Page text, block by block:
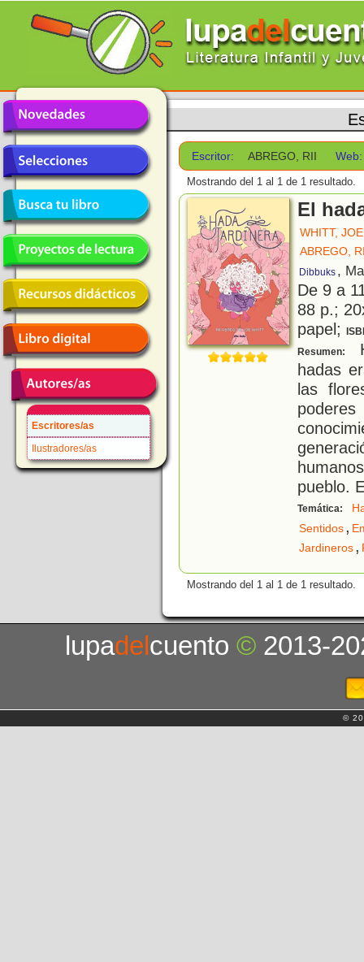
Escritores/as
Ilustradores/as
Escritor: ABREGO, RII Web:
Mostrando del 1 al 1 de 1 resultado.
El
WHITT, JOE
ABREGO,
Dibbuks ,
De 9 a
88 p.;
papel;
Resumen:
hadas
las
pueblo.
Temática:
Sentidos,
Jardineros,
Mostrando del 1 al 1 de 1 resultado.
lupadelcuento© 2013-
©